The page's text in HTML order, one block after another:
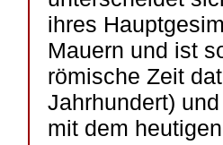
ihres
Mauern und ist
römische Zeit
Jahrhundert)
mit dem